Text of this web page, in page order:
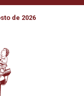
de 2026
2025
NO